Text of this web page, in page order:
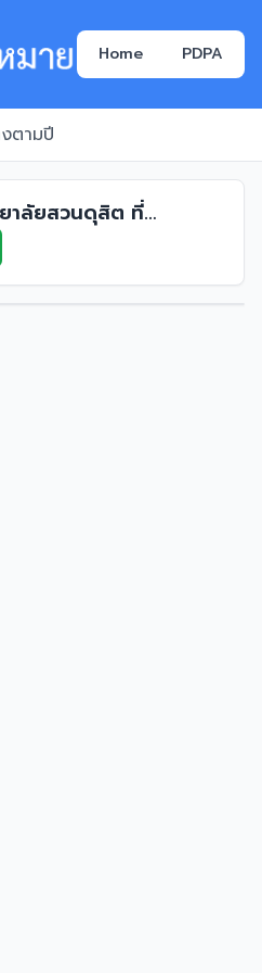
Home PDPA
ตามปี
าลัยสวนดุสิต ที่
รื่อง กำหนดลำดับให้รอง
การแทนอธิการบดีและ